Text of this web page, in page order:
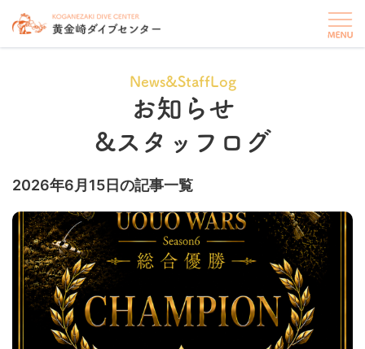
News&StaffLog
お知らせ
&スタッフログ
2026年6月15日の記事一覧